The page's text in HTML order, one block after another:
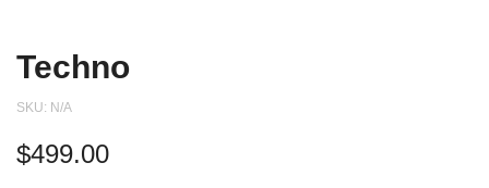
Techno
SKU: N/A
$499.00